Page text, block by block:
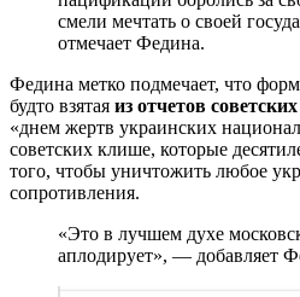
смели мечтать о своей
отмечает Федина.
Федина метко подмечает, что
будто взятая из отчетов
«днем жертв украинских
советских клише, которые
того, чтобы уничтожить любое
сопротивления.
«Это в лучшем духе
аплодирует», — добавляет